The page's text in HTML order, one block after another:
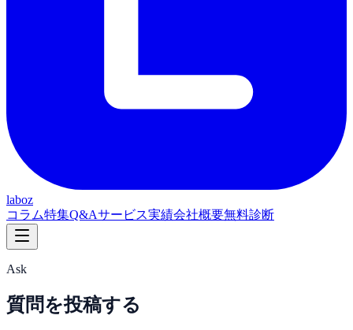
laboz
コラム特集Q&Aサービス実績会社概要無料診断
Ask
質問を投稿する